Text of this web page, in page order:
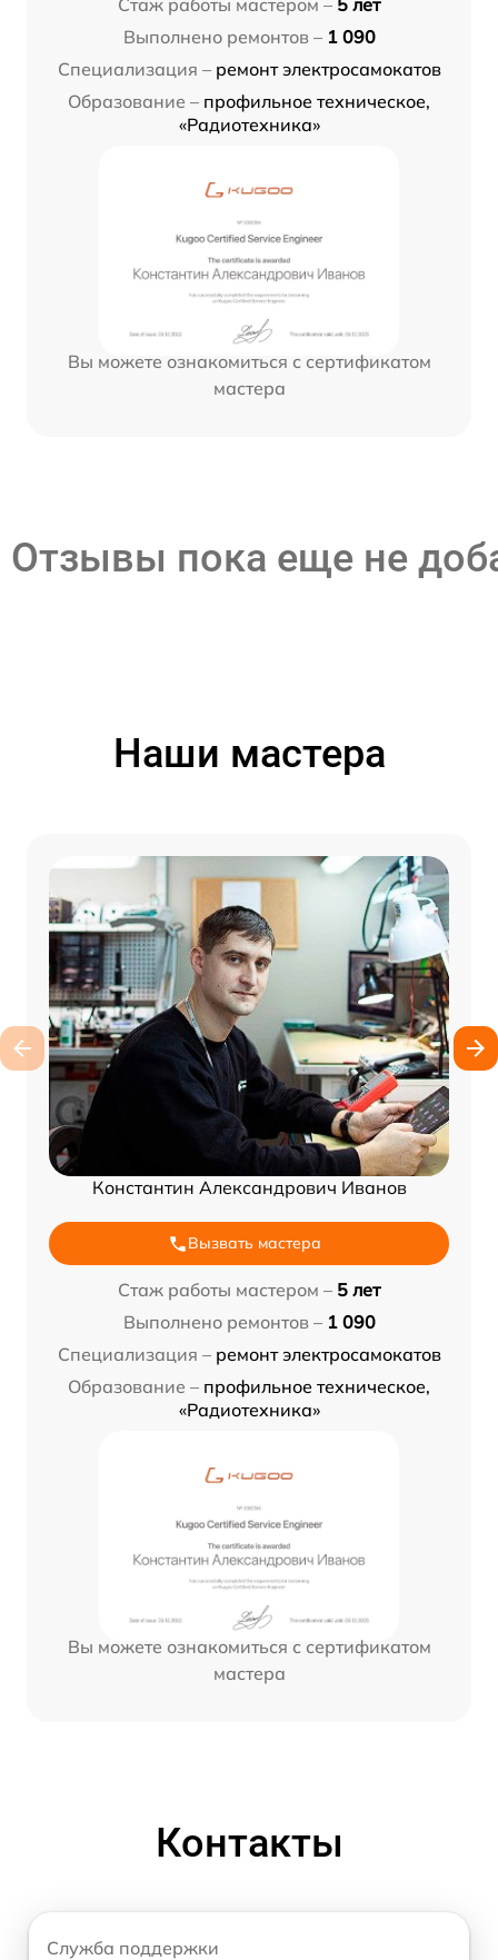
Стаж работы мастером – 5 лет
Выполнено ремонтов – 1 090
Специализация – ремонт электросамокатов
Образование – профильное техническое,
«Радиотехника»
Вы можете ознакомиться с сертификатом
мастера
Отзывы пока еще не
Наши мастера
Константин Александрович Иванов
Вызвать мастера
Стаж работы мастером – 5 лет
Выполнено ремонтов – 1 090
Специализация – ремонт электросамокатов
Образование – профильное техническое,
«Радиотехника»
Вы можете ознакомиться с сертификатом
мастера
Контакты
Служба поддержки